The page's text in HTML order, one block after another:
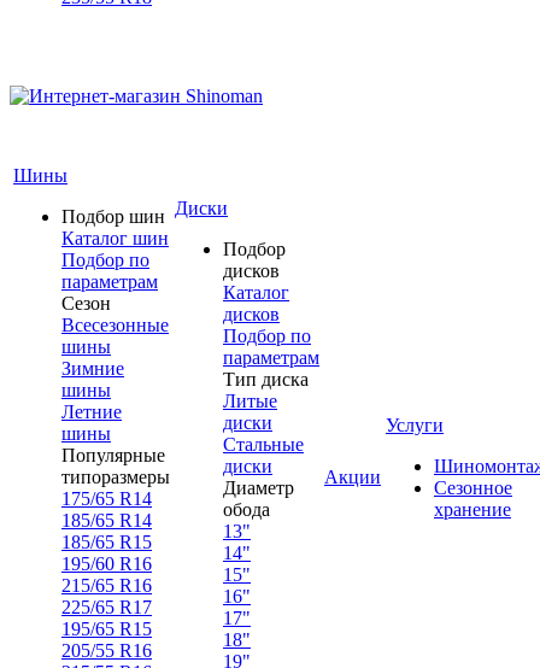
Шины
Подбор шин
Каталог шин
Подбор по
параметрам
Сезон
Всесезонные
шины
Зимние
шины
Летние
шины
Популярные
типоразмеры
175/65 R14
185/65 R14
185/65 R15
195/60 R16
215/65 R16
225/65 R17
195/65 R15
205/55 R16
Диски
Подбор
дисков
Каталог
дисков
Подбор по
параметрам
Тип диска
Литые
диски
Стальные
диски
Диаметр
обода
13"
14"
15"
16"
17"
18"
19"
Акции
Услуги
Сезонное
хранение